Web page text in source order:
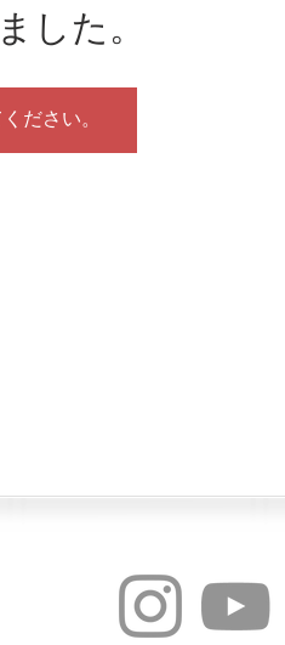
した。
ださい。